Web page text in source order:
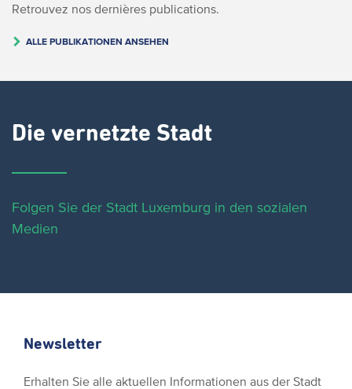
Retrouvez nos dernières publications.
ALLE PUBLIKATIONEN ANSEHEN
Die vernetzte Stadt
Folgen Sie der Stadt Luxemburg in den sozialen
Medien
Newsletter
Erhalten Sie alle aktuellen Informationen aus der Stadt